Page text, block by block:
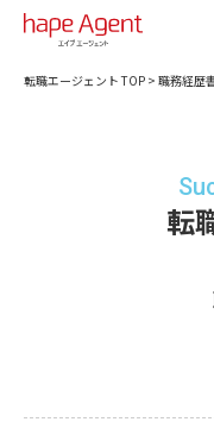
転職エージェント TOP > 職務経歴
転